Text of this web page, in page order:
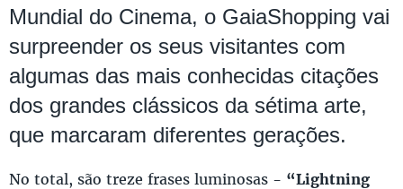
Mundial do Cinema, o GaiaShopping vai
surpreender os seus visitantes com
algumas das mais conhecidas citações
dos grandes clássicos da sétima arte,
que marcaram diferentes gerações.
No total, são treze frases luminosas - “Lightning